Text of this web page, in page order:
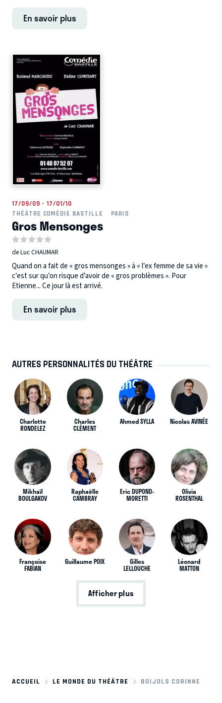
En savoir plus
17/09/09 - 17/01/10
THÉÂTRE COMÉDIE BASTILLE
PARIS
Gros Mensonges
de Luc CHAUMAR
Quand on a fait de « gros mensonges » à « l’ex femme de sa vie »
c’est sur qu’on risque d’avoir de « gros problèmes ». Pour
Etienne... Ce jour là est arrivé.
En savoir plus
AUTRES PERSONNALITÉS DU THÉÂTRE
Charlotte
RONDELEZ
Charles
CLÉMENT
Ahmed SYLLA Nicolas AVINÉE
Mikhaïl
BOULGAKOV
Raphaëlle
CAMBRAY
Eric DUPOND-
MORETTI
Olivia
ROSENTHAL
Françoise
FABIAN
Guillaume POIX Gilles
LELLOUCHE
Léonard
MATTON
Afficher plus
ACCUEIL LE MONDE DU THÉÂTRE BOIJOLS CORINNE